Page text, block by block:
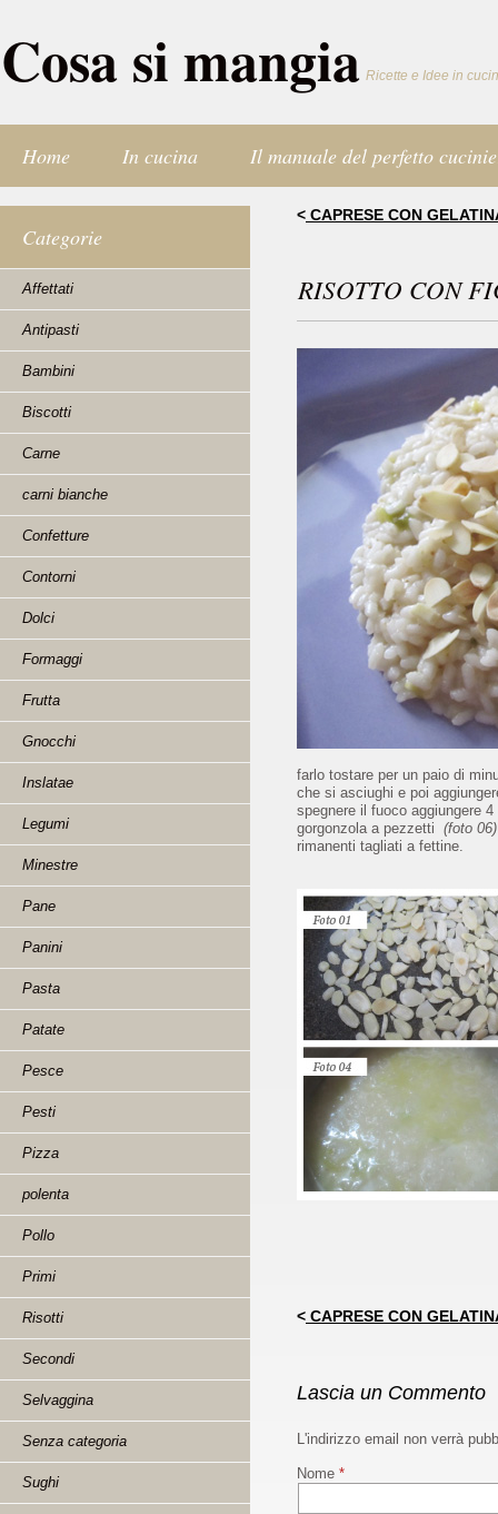
Cosa si mangia Ricette e Idee in
Home In cucina Il manuale del perfetto
Categorie
Affettati
Antipasti
Bambini
Biscotti
Carne
carni bianche
Confetture
Contorni
Dolci
Formaggi
Frutta
Gnocchi
Inslatae
Legumi
Minestre
Pane
Panini
Pasta
Patate
Pesce
Pesti
Pizza
polenta
Pollo
Primi
Risotti
Secondi
Selvaggina
Senza categoria
Sughi
< CAPRESE CON
RISOTTO CON
farlo tostare per un paio di
che si asciughi e poi
spegnere il fuoco aggiungere
gorgonzola a pezzetti (foto
rimanenti tagliati a fettine.
< CAPRESE CON
Lascia un Commento
L'indirizzo email non verrà
Nome *